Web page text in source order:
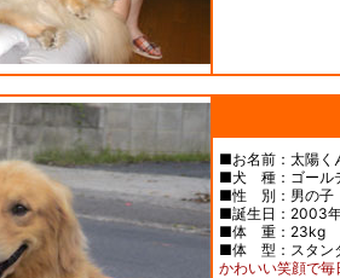
■お名前：太陽く
■犬 種：ゴール
■性 別：男の子
■誕生日：2003
■体 重：23kg
■体 型：スタン
かわいい笑顔で